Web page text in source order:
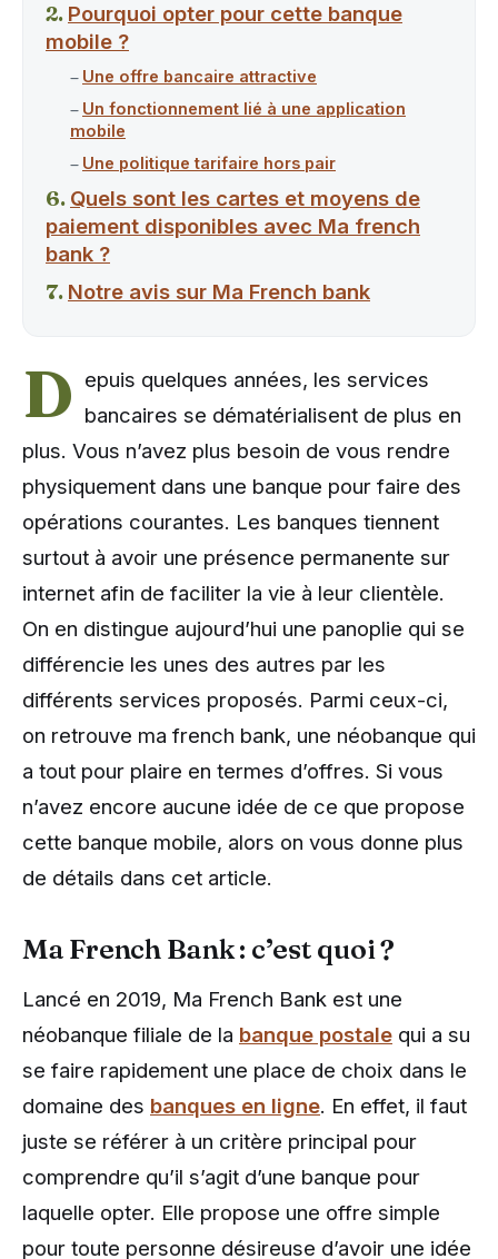
Pourquoi opter pour cette banque
mobile ?
Une offre bancaire attractive
Un fonctionnement lié à une application
mobile
Une politique tarifaire hors pair
Quels sont les cartes et moyens de
paiement disponibles avec Ma french
bank ?
Notre avis sur Ma French bank
D epuis quelques années, les services
bancaires se dématérialisent de plus en
plus. Vous n’avez plus besoin de vous rendre
physiquement dans une banque pour faire des
opérations courantes. Les banques tiennent
surtout à avoir une présence permanente sur
internet afin de faciliter la vie à leur clientèle.
On en distingue aujourd’hui une panoplie qui se
différencie les unes des autres par les
différents services proposés. Parmi ceux-ci,
on retrouve ma french bank, une néobanque qui
a tout pour plaire en termes d’offres. Si vous
n’avez encore aucune idée de ce que propose
cette banque mobile, alors on vous donne plus
de détails dans cet article.
Ma French Bank : c’est quoi ?
Lancé en 2019, Ma French Bank est une
néobanque filiale de la banque postale qui a su
se faire rapidement une place de choix dans le
domaine des banques en ligne. En effet, il faut
juste se référer à un critère principal pour
comprendre qu’il s’agit d’une banque pour
laquelle opter. Elle propose une offre simple
pour toute personne désireuse d’avoir une idée